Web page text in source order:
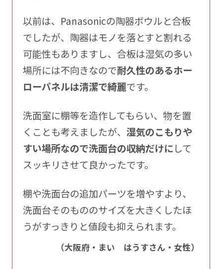
以前は、Panasonicの陶器ボウルと合板
でしたが、陶器はモノを落とすと割れる
可能性もありますし、合板は湿気の多い
場所には不向きなので耐久性のあるホー
ローパネルは清潔で綺麗です。
洗面室に棚等を造作してもらい、物を置
くことも考えましたが、 湿気のこもりや
すい場所なので洗面台の収納だけにして
スッキリさせて良かったです。
棚や洗面台の追加パーツを増やすより、
洗面台そのもののサイズを大きくしたほ
うがすっきりと値段も抑えられます。
（大阪府・まい はうすさん・女性）